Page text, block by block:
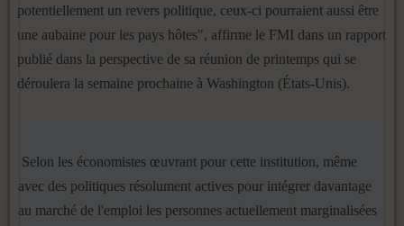
potentiellement un revers politique, ceux-ci pourraient aussi être
une aubaine pour les pays hôtes", affirme le FMI dans un rapport
publié dans la perspective de sa réunion de printemps qui se
déroulera la semaine prochaine à Washington (États-Unis).
Selon les économistes œuvrant pour cette institution, même
avec des politiques résolument actives pour intégrer davantage
au marché de l'emploi les personnes actuellement marginalisées